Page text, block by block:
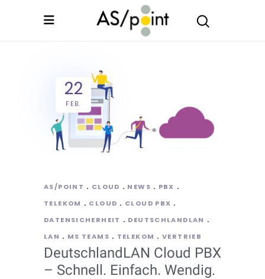
22
FEB.
AS/POINT CLOUD NEWS
PBX
TELEKOM
CLOUD
CLOUD PBX
DATENSICHERHEIT
DEUTSCHLANDLAN
LAN
MS TEAMS TELEKOM VERTRIEB
DeutschlandLAN Cloud PBX
– Schnell. Einfach. Wendig.